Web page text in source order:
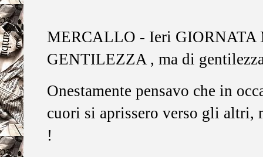
MERCALLO - Ieri
GENTILEZZA , ma di
Onestamente pensavo che in
cuori si aprissero verso gli altri,
!